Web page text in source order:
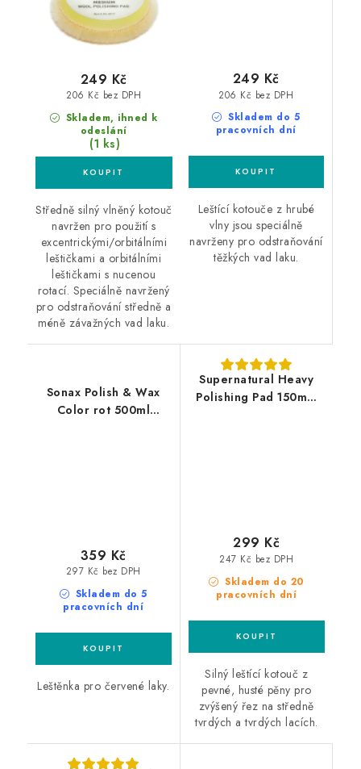
Skladem, ihned k
odeslání
(1 ks)
206 Kč bez DPH
249 Kč
Středně silný vlněný kotouč
navržen pro použití s
excentrickými/orbitálními
leštičkami a orbitálními
leštičkami s nucenou
rotací. Speciálně navržený
pro odstraňování středně a
méně závažných vad laku.
Skladem do 5
pracovních dní
206 Kč bez DPH
249 Kč
Leštící kotouče z hrubé
vlny jsou speciálně
navrženy pro odstraňování
těžkých vad laku.
Sonax Polish & Wax
Color rot 500ml
Skladem do 5
pracovních dní
297 Kč bez DPH
359 Kč
Leštěnka pro červené laky.
Supernatural Heavy
Polishing Pad 150mm
Skladem do 20
pracovních dní
247 Kč bez DPH
299 Kč
Silný leštící kotouč z
pevné, husté pěny pro
zvýšený řez na středně
tvrdých a tvrdých lacích.